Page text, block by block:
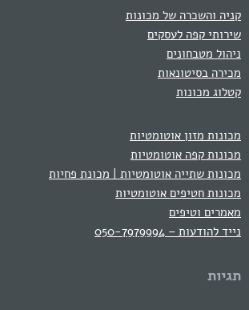
קניה והשכרה של מכונות
שירותי קפה לעסקים
ניהול מטבחונים
מכירה בסיטונאות
קטלוג מכונות
מכונות מזון אוטומטיות
מכונות קפה אוטומטיות
מכונות שתייה אוטומטיות | מכונת פחיות
מכונות חטיפים אוטומטיות
מאמרים וטיפים
נייד להודעות – 050-7979994
תגיות